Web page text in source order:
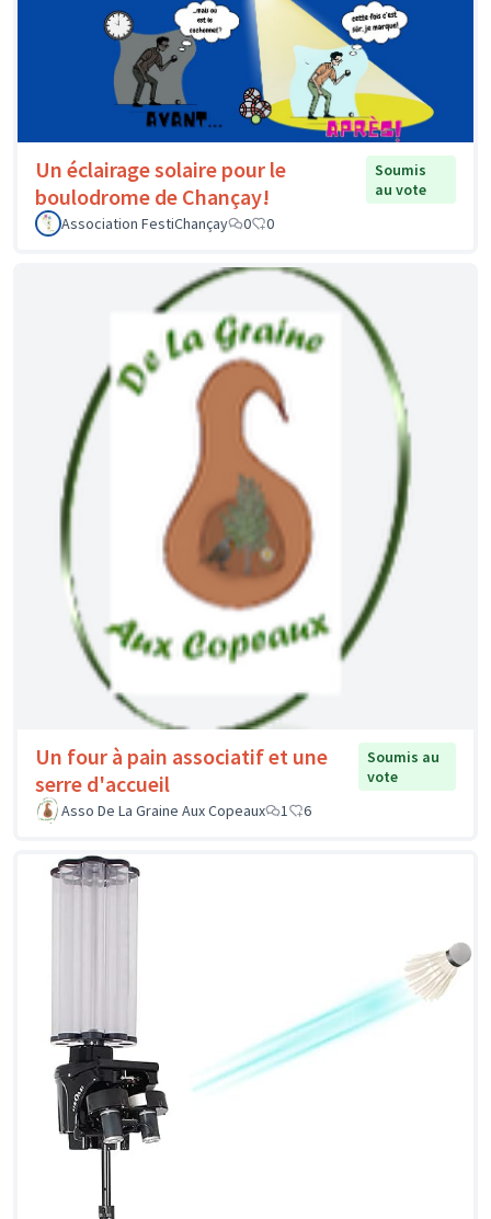
Un éclairage solaire pour le
boulodrome de Chançay!
Soumis
au vote
Association FestiChançay
0 0
Un four à pain associatif et une
serre d'accueil
Soumis au
vote
Asso De La Graine Aux Copeaux
1 6